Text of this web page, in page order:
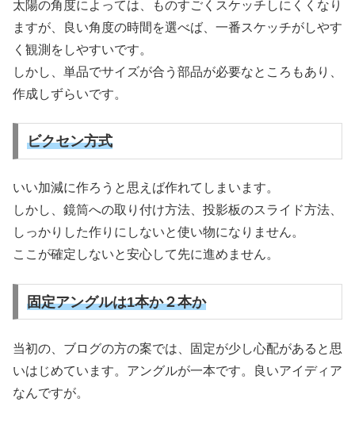
太陽の角度によっては、ものすごくスケッチしにくくなり
ますが、良い角度の時間を選べば、一番スケッチがしやす
く観測をしやすいです。
しかし、単品でサイズが合う部品が必要なところもあり、
作成しずらいです。
ビクセン方式
いい加減に作ろうと思えば作れてしまいます。
しかし、鏡筒への取り付け方法、投影板のスライド方法、
しっかりした作りにしないと使い物になりません。
ここが確定しないと安心して先に進めません。
固定アングルは1本か２本か
当初の、ブログの方の案では、固定が少し心配があると思
いはじめています。アングルが一本です。良いアイディア
なんですが。